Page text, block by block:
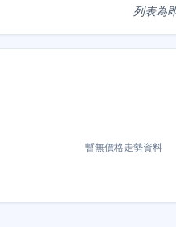
列表為
暫無價格走勢資料